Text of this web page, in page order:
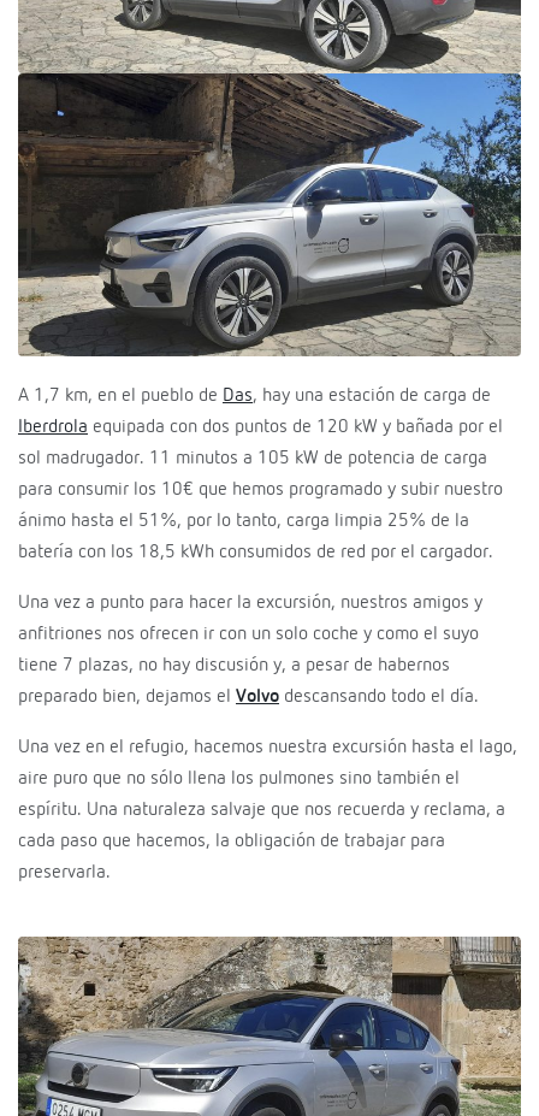
A 1,7 km, en el pueblo de Das, hay una estación de carga de
Iberdrola equipada con dos puntos de 120 kW y bañada por el
sol madrugador. 11 minutos a 105 kW de potencia de carga
para consumir los 10€ que hemos programado y subir nuestro
ánimo hasta el 51%, por lo tanto, carga limpia 25% de la
batería con los 18,5 kWh consumidos de red por el cargador.
Una vez a punto para hacer la excursión, nuestros amigos y
anfitriones nos ofrecen ir con un solo coche y como el suyo
tiene 7 plazas, no hay discusión y, a pesar de habernos
preparado bien, dejamos el Volvo descansando todo el día.
Una vez en el refugio, hacemos nuestra excursión hasta el lago,
aire puro que no sólo llena los pulmones sino también el
espíritu. Una naturaleza salvaje que nos recuerda y reclama, a
cada paso que hacemos, la obligación de trabajar para
preservarla.